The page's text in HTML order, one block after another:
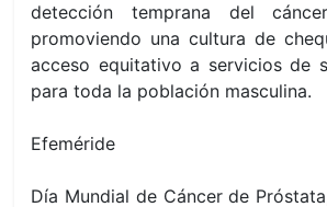
detección temprana del
promoviendo una cultura de
acceso equitativo a servicios de
para toda la población masculina.
Efeméride
Día Mundial de Cáncer de